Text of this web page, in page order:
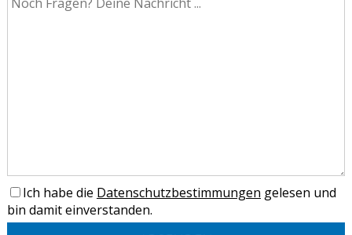
Ich habe die Datenschutzbestimmungen gelesen und
bin damit einverstanden.